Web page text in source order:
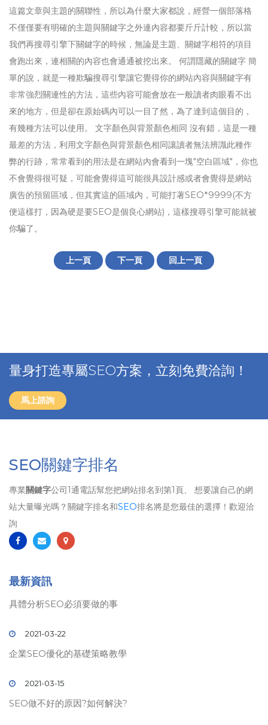
這篇文章與主題的關聯性，所以為什麼大家都說，經營一個部落格
不僅僅要有明確的主題與關鍵字之外連內容都要斤斤計較，所以當
我們再搜尋引擎下關鍵字的時候，無論是主題、關鍵字相符的項目
會跑出來，連相關的內容也會通通被挖出來。 何謂隱藏的關鍵字 簡
單的說，就是一種欺騙搜尋引擎讓它覺得你的網站內容與關鍵字有
非常強烈關連性的方法，這些內容可能會放在一般讀者肉眼看不出
來的地方，但是卻在原始碼內可以一目了然，為了達到這個目的，
有幾種方法可以使用。 文字顏色與背景顏色相同 沒有錯，這是一種
最差的方法，利用文字顏色與背景顏色相同讓讀者無法辨識此種作
弊的行跡，常常看到的用法是在網站內會看到一塊"空白區域"，你也
不會覺得很可疑，可能會覺得這可能很具設計感或者會覺得是網站
廣告的預留區域，但其實這的區域內，可能打著SEO*9999(不方
便這樣打，因為硬是要SEO是個良心網站)，這樣搜尋引擎可能就被
你騙了。
上一頁 下一頁 回上一頁
量身打造專屬SEO方案，立刻免費洽詢！
馬上諮詢
SEO關鍵字排名
專業關鍵字公司1通電話幫您把網站排名到第1頁、 想要讓自己的網
站大量曝光嗎？關鍵字排名和SEO排名將是您最佳的選擇！歡迎洽
詢
最新資訊
具體分析SEO必須要做的事
2021-03-22
企業SEO優化的基礎策略教學
2021-03-15
SEO做不好的原因?如何解決?